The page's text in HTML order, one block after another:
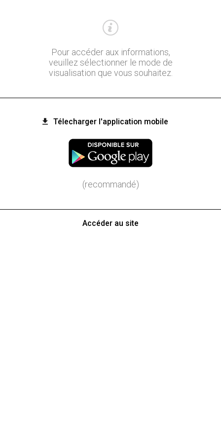
Pour accéder aux informations,
veuillez sélectionner le mode de
visualisation que vous souhaitez.
Télecharger l'application mobile
(recommandé)
Accéder au site